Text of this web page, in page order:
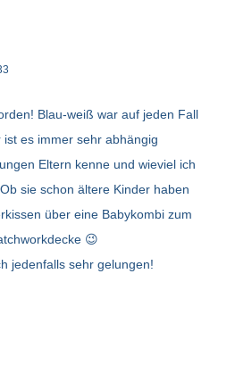
Blau-weiß war auf jeden Fall
es immer sehr abhängig
Eltern kenne und wieviel ich
sie schon ältere Kinder haben
über eine Babykombi zum
😉
jedenfalls sehr gelungen!